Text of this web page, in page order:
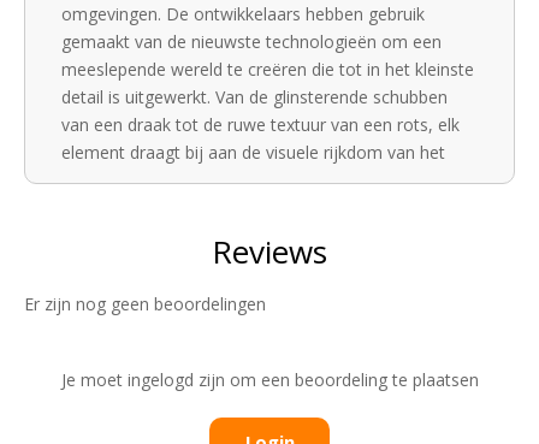
omgevingen. De ontwikkelaars hebben gebruik
gemaakt van de nieuwste technologieën om een
meeslepende wereld te creëren die tot in het kleinste
detail is uitgewerkt. Van de glinsterende schubben
van een draak tot de ruwe textuur van een rots, elk
element draagt bij aan de visuele rijkdom van het
spel.
diepgaande gevechtssysteem. Als Wukong heb je
wapens, waardoor je je vechtstijl kunt aanpassen
uitdaging en voldoening van het spel.
Het spel biedt ook een boeiend verhaal dat je
Er zijn nog geen beoordelingen
Je moet ingelogd zijn om een beoordeling te plaatsen